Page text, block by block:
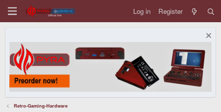
Log in Register
Retro-Gaming-Hardware